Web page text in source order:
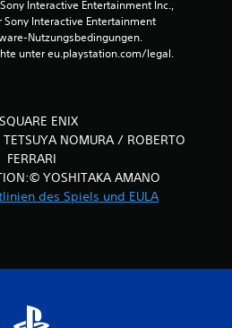
6
B
e
e
Interactive Entertainment Inc.,
Sony Interactive Entertainment
Nutzungsbedingungen.
unter eu.playstation.com/legal.
ENIX
TETSUYA NOMURA / ROBERTO
FERRARI
YOSHITAKA AMANO
des Spiels und EULA